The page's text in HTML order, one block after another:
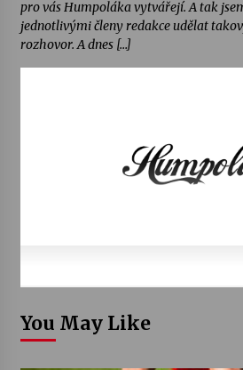
pro vás Humpoláka vytvářejí. A tak
jednotlivými členy redakce udělat
rozhovor. A dnes […]
You May Like